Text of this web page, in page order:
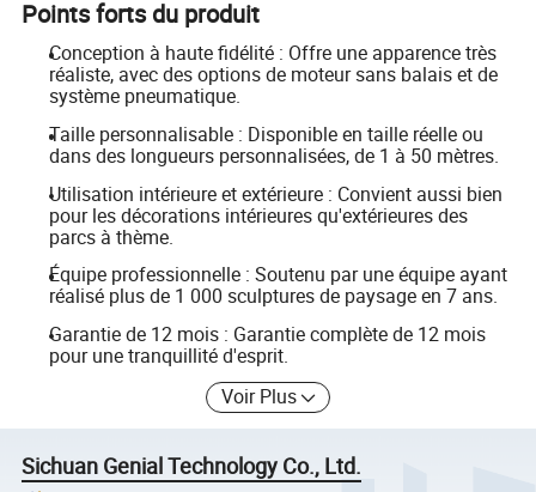
Points forts du produit
Conception à haute fidélité : Offre une apparence très
réaliste, avec des options de moteur sans balais et de
système pneumatique.
Taille personnalisable : Disponible en taille réelle ou
dans des longueurs personnalisées, de 1 à 50 mètres.
Utilisation intérieure et extérieure : Convient aussi bien
pour les décorations intérieures qu'extérieures des
parcs à thème.
Équipe professionnelle : Soutenu par une équipe ayant
réalisé plus de 1 000 sculptures de paysage en 7 ans.
Garantie de 12 mois : Garantie complète de 12 mois
pour une tranquillité d'esprit.
Voir Plus
Sichuan Genial Technology Co., Ltd.